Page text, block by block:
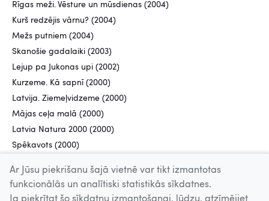
Rīgas meži. Vēsture un mūsdienas (2004)
Kurš redzējis vārnu? (2004)
Mežs putniem (2004)
Skanošie gadalaiki (2003)
Lejup pa Jukonas upi (2002)
Kurzeme. Kā sapnī (2000)
Latvija. Ziemeļvidzeme (2000)
Mājas ceļa malā (2000)
Latvia Natura 2000 (2000)
Spēkavots (2000)
Ar Jūsu piekrišanu šajā vietnē var tikt izmantotas
funkcionālās un analītiski statistikās sīkdatnes.